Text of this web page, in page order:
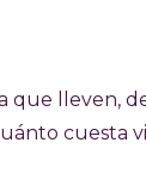
que lleven,
cuesta